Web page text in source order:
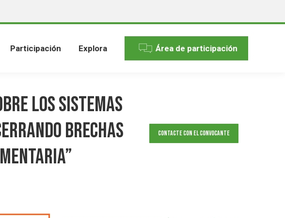
Participación Explora Área de participación
los Sistemas
Brechas
Contacte con el convocante